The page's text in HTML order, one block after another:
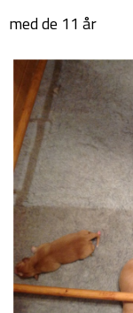
med de 11 år